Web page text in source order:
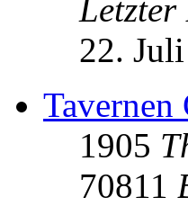
Letzter
22.
Tavernen
1905
70811